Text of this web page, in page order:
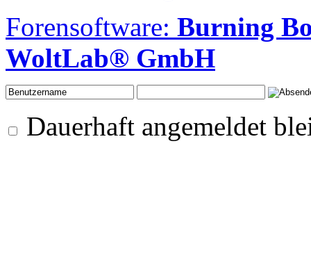
Forensoftware: Burning
WoltLab® GmbH
Dauerhaft angemeldet